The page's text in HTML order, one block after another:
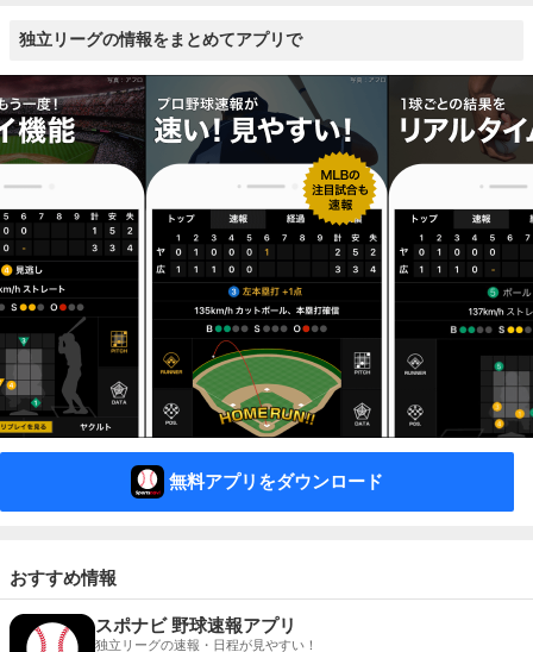
独立リーグの情報をまとめてアプリで
無料アプリをダウンロード
おすすめ情報
スポナビ 野球速報アプリ
独立リーグの速報・日程が見やすい！